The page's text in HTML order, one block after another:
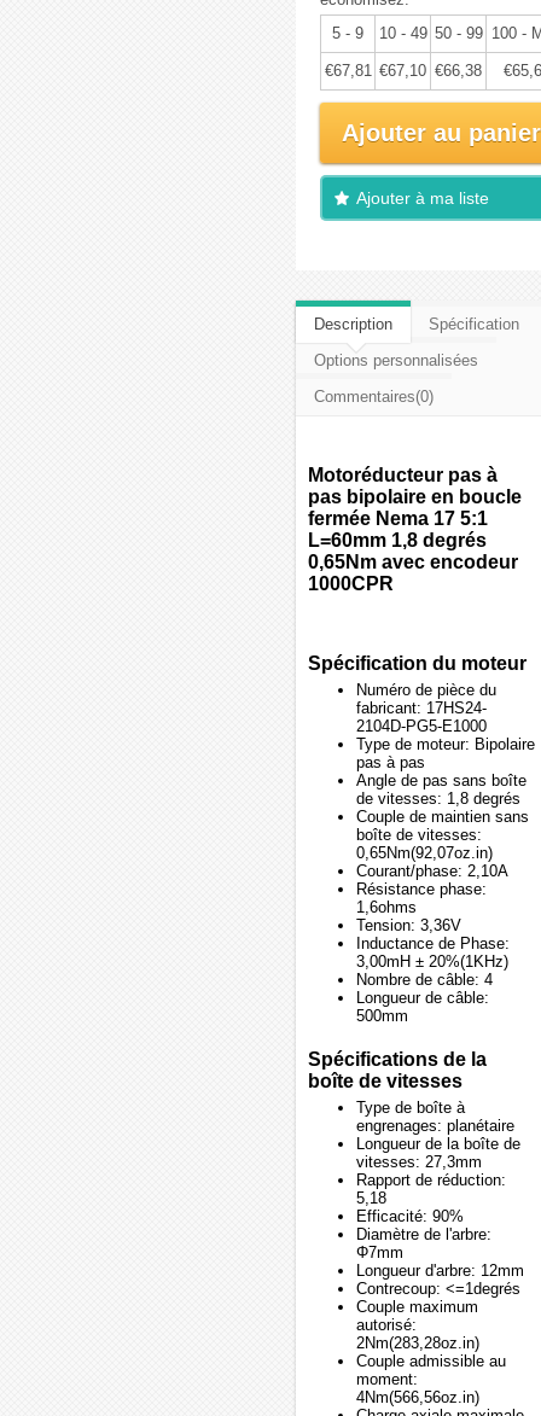
5 - 9
10 - 49 50 - 99 100 -
€67,81 €67,10 €66,38
Ajouter au panier
Ajouter à ma liste
Description
Spécification
Options personnalisées
Commentaires(0)
Motoréducteur pas à
pas bipolaire en boucle
fermée Nema 17 5:1
L=60mm 1,8 degrés
0,65Nm avec encodeur
1000CPR
Spécification du moteur
Numéro de pièce du
fabricant: 17HS24-
2104D-PG5-E1000
Type de moteur: Bipolaire
pas à pas
Angle de pas sans boîte
de vitesses: 1,8 degrés
Couple de maintien sans
boîte de vitesses:
0,65Nm(92,07oz.in)
Courant/phase: 2,10A
Résistance phase:
1,6ohms
Tension: 3,36V
Inductance de Phase:
3,00mH ± 20%(1KHz)
Nombre de câble: 4
Longueur de câble:
500mm
Spécifications de la
boîte de vitesses
Type de boîte à
engrenages: planétaire
Longueur de la boîte de
vitesses: 27,3mm
Rapport de réduction:
5,18
Efficacité: 90%
Diamètre de l'arbre:
Φ7mm
Longueur d'arbre: 12mm
Contrecoup: <=1degrés
Couple maximum
autorisé:
2Nm(283,28oz.in)
Couple admissible au
moment:
4Nm(566,56oz.in)